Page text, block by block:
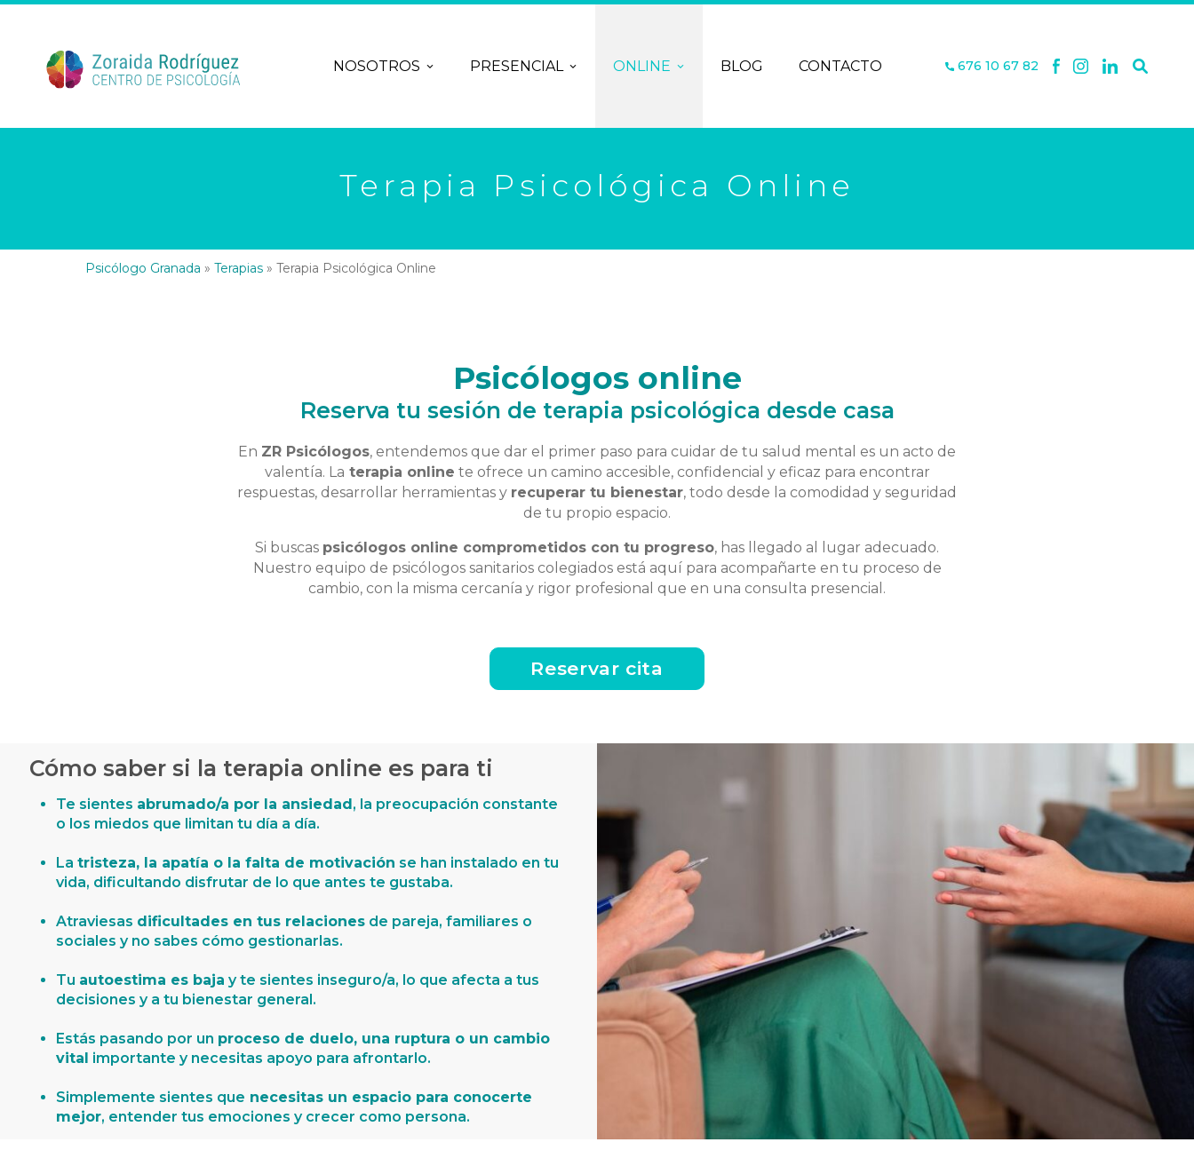
NOSOTROS PRESENCIAL ONLINE BLOG CONTACTO 676 10 67 82
Terapia Psicológica Online
Psicólogo Granada » Terapias» Terapia Psicológica Online
Psicólogos online
Reserva tu sesión de terapia psicológica desde casa
En ZR Psicólogos, entendemos que dar el primer paso para cuidar de tu salud mental es un acto de
valentía. La terapia online te ofrece un camino accesible, confidencial y eficaz para encontrar
respuestas, desarrollar herramientas y recuperar tu bienestar, todo desde la comodidad y seguridad
de tu propio espacio.
Si buscas psicólogos online comprometidos con tu progreso, has llegado al lugar adecuado.
Nuestro equipo de psicólogos sanitarios colegiados está aquí para acompañarte en tu proceso de
cambio, con la misma cercanía y rigor profesional que en una consulta presencial.
Reservar cita
Cómo saber si la terapia online es para ti
Te sientes abrumado/a por la ansiedad , la preocupación constante
o los miedos que limitan tu día a día.
Latristeza, la apatía o la falta de motivación se han instalado en tu
vida, dificultando disfrutar de lo que antes te gustaba.
Atraviesas dificultades en tus relaciones de pareja, familiares o
sociales y no sabes cómo gestionarlas.
Tu autoestima es baja y te sientes inseguro/a, lo que afecta a tus
decisiones y a tu bienestar general.
Estás pasando por un proceso de duelo, una ruptura o un cambio
vital importante y necesitas apoyo para afrontarlo.
Simplemente sientes que necesitas un espacio para conocerte
mejor, entender tus emociones y crecer como persona.